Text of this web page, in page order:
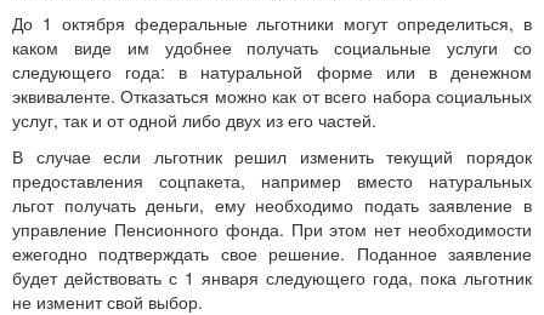
До 1 октября федеральные льготники могут определиться, в
каком виде им удобнее получать социальные услуги со
следующего года: в натуральной форме или в денежном
эквиваленте. Отказаться можно как от всего набора социальных
услуг, так и от одной либо двух из его частей.
В случае если льготник решил изменить текущий порядок
предоставления соцпакета, например вместо натуральных
льгот получать деньги, ему необходимо подать заявление в
управление Пенсионного фонда. При этом нет необходимости
ежегодно подтверждать свое решение. Поданное заявление
будет действовать с 1 января следующего года, пока льготник
не изменит свой выбор.